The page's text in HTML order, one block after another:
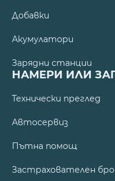
Добавки
Акумулатори
Зарядни станции
НАМЕРИ ИЛИ
Технически преглед
Автосервиз
Пътна помощ
Застрахователен